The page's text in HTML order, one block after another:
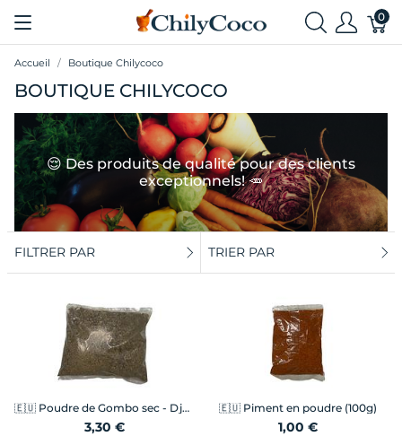
0
Accueil Boutique Chilycoco
BOUTIQUE CHILYCOCO
😌 Des produits de qualité pour des clients
exceptionnels! 🥕
FILTRER PAR TRIER PAR
🇪🇺 Poudre de Gombo sec - Djoumgblé 100g
3,30 €
🇪🇺 Piment en poudre (100g)
1,00 €